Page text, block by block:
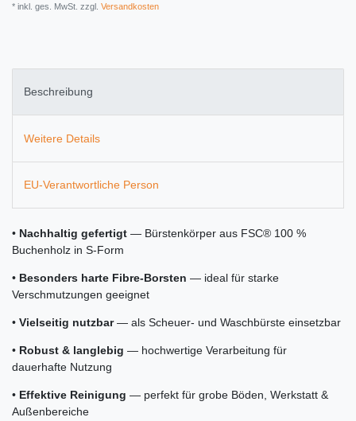
* inkl. ges. MwSt. zzgl. Versandkosten
Beschreibung
Weitere Details
EU-Verantwortliche Person
• Nachhaltig gefertigt — Bürstenkörper aus FSC® 100 %
Buchenholz in S-Form
• Besonders harte Fibre-Borsten — ideal für starke
Verschmutzungen geeignet
• Vielseitig nutzbar— als Scheuer- und Waschbürste einsetzbar
• Robust & langlebig — hochwertige Verarbeitung für
dauerhafte Nutzung
• Effektive Reinigung — perfekt für grobe Böden, Werkstatt &
Außenbereiche